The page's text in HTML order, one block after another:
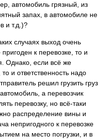
автомобиль грязный, из
запах, в автомобиле не
и т.д.)?
случаях выход очень
к перевозке, то и
Однако, если всё же
и ответственность надо
решил грузить груз
а перевозчик
перевозку, но всё-таки
распределение вины и
непригодного к перевозке
на место погрузки, и в